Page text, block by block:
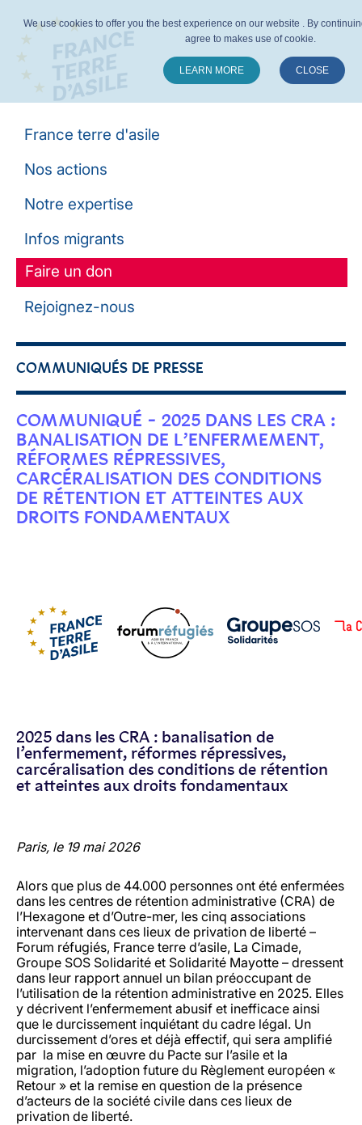
France terre d'asile
Nos actions
Notre expertise
Infos migrants
Faire un don
Rejoignez-nous
COMMUNIQUÉS DE PRESSE
COMMUNIQUÉ - 2025 DANS LES CRA :
BANALISATION DE L’ENFERMEMENT,
RÉFORMES RÉPRESSIVES,
CARCÉRALISATION DES CONDITIONS
DE RÉTENTION ET ATTEINTES AUX
DROITS FONDAMENTAUX
2025 dans les CRA : banalisation de
l’enfermement, réformes répressives,
carcéralisation des conditions de rétention
et atteintes aux droits fondamentaux
Paris, le 19 mai 2026
Alors que plus de 44.000 personnes ont été enfermées
dans les centres de rétention administrative (CRA) de
l’Hexagone et d’Outre-mer, les cinq associations
intervenant dans ces lieux de privation de liberté –
Forum réfugiés, France terre d’asile, La Cimade,
Groupe SOS Solidarité et Solidarité Mayotte – dressent
dans leur rapport annuel un bilan préoccupant de
l’utilisation de la rétention administrative en 2025. Elles
y décrivent l’enfermement abusif et inefficace ainsi
que le durcissement inquiétant du cadre légal. Un
durcissement d’ores et déjà effectif, qui sera amplifié
par la mise en œuvre du Pacte sur l’asile et la
migration, l’adoption future du Règlement européen «
Retour » et la remise en question de la présence
d’acteurs de la société civile dans ces lieux de
privation de liberté.
We use cookies to offer you the best experience on our website . By
agree to makes use of cookie.
LEARN MORE CLOSE